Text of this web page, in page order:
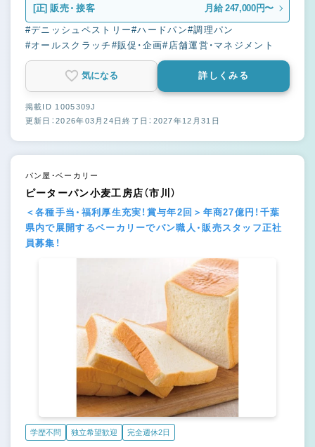
[正] 販売・接客 月給 247,000円〜
#デニッシュペストリー#ハードパン#調理パン
#オールスクラッチ #販促・企画#店舗運営・マネジメント
気になる 詳しくみる
掲載ID 1005309J
更新日：2026年03月24日終了日：2027年12月31日
パン屋・ベーカリー
ピーターパン小麦工房店（市川）
＜各種手当・福利厚生充実！賞与年2回＞年商27億円！千葉
県内で展開するベーカリーでパン職人・販売スタッフ正社
員募集！
学歴不問 独立希望歓迎 完全週休2日